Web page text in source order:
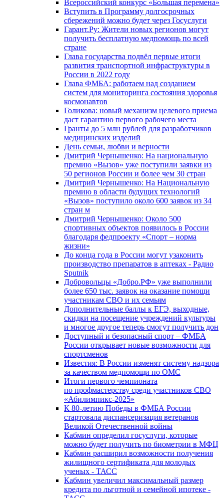
Всероссийский конкурс «Большая перемена»
Вступить в Программу долгосрочных
сбережений можно будет через Госуслуги
Гарант.Ру: Жители новых регионов могут
получить бесплатную медпомощь по всей
стране
Глава государства подвёл первые итоги
развития транспортной инфраструктуры в
России в 2022 году
Глава ФМБА: работаем над созданием
систем для мониторинга состояния здоровья
космонавтов
Голикова: новый механизм целевого приема
даст гарантию первого рабочего места
Гранты до 5 млн рублей для разработчиков
медицинских изделий
День семьи, любви и верности
Дмитрий Чернышенко: На национальную
премию «Вызов» уже поступили заявки из
50 регионов России и более чем 30 стран
Дмитрий Чернышенко: На Национальную
премию в области будущих технологий
«Вызов» поступило около 600 заявок из 34
стран м
Дмитрий Чернышенко: Около 500
спортивных объектов появилось в России
благодаря федпроекту «Спорт – норма
жизни»
До конца года в России могут узаконить
производство препаратов в аптеках - Радио
Sputnik
Добровольцы «Добро.РФ» уже выполнили
более 650 тыс. заявок на оказание помощи
участникам СВО и их семьям
Дополнительные баллы к ЕГЭ, выходные,
скидки на посещение учреждений культуры
и многое другое теперь смогут получить дон
Доступный и безопасный спорт – ФМБА
России открывает новые возможности для
спортсменов
Известия: В России изменят систему надзора
за качеством медпомощи по ОМС
Итоги первого чемпионата
по профмастерству среди участников СВО
«Абилимпикс-2025»
К 80-летию Победы в ФМБА России
стартовала диспансеризация ветеранов
Великой Отечественной войны
Кабмин определил госуслуги, которые
можно будет получить по биометрии в МФЦ
Кабмин расширил возможности получения
жилищного сертификата для молодых
ученых - ТАСС
Кабмин увеличил максимальный размер
кредита по льготной и семейной ипотеке -